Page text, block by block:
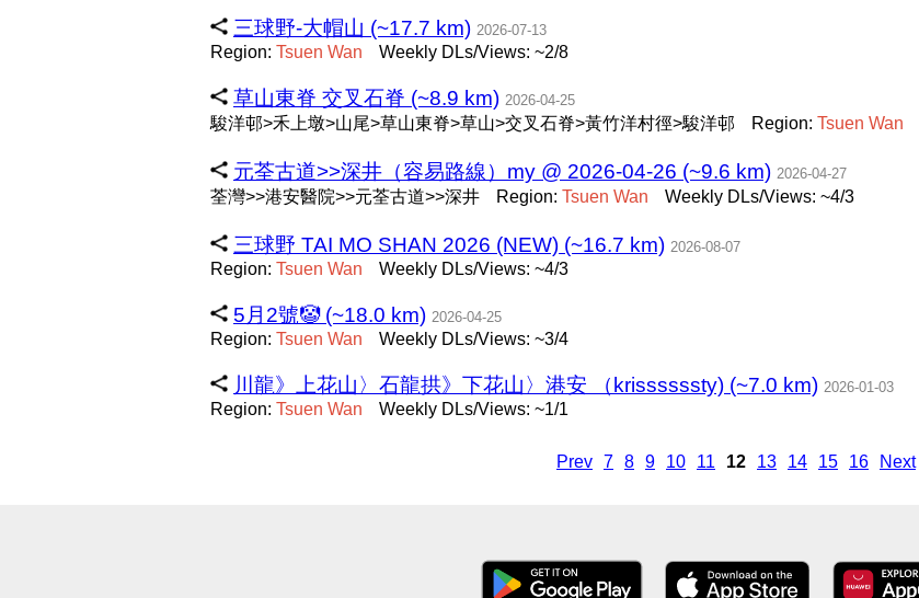
三球野-大帽山 (~17.7 km) 2026-07-13
Region: Tsuen Wan Weekly DLs/Views: ~2/8
草山東脊 交叉石脊 (~8.9 km) 2026-04-25
駿洋邨>禾上墩>山尾>草山東脊>草山>交叉石脊>黃竹洋村徑>駿洋邨 Region: Tsuen Wan
元荃古道>>深井（容易路線）my @ 2026-04-26 (~9.6 km) 2026-04-27
荃灣>>港安醫院>>元荃古道>>深井 Region: Tsuen Wan Weekly DLs/Views: ~4/3
三球野 TAI MO SHAN 2026 (NEW) (~16.7 km) 2026-08-07
Region: Tsuen Wan Weekly DLs/Views: ~4/3
5月2號🤡 (~18.0 km) 2026-04-25
Region: Tsuen Wan Weekly DLs/Views: ~3/4
川龍》上花山〉石龍拱》下花山〉港安 （krissssssty) (~7.0 km) 2026-01-03
Region: Tsuen Wan Weekly DLs/Views: ~1/1
Prev 7 8 9 10 11 12 13 14 15 16 Next